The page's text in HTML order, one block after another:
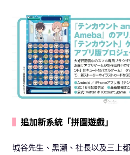
追加新系統「拼圖遊戲」
城谷先生、黑瀨、社長以及三上